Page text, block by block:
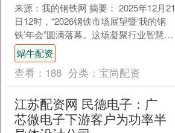
来源：我的钢铁网 摘要： 2025年12月21
日12时，“2026钢铁市场展望暨‘我的钢
铁’年会”圆满落幕。这场凝聚行业智慧、
共商发展大计的钢铁产业盛会，为上
下....
蜗牛配资
查看： 188 分类： 宝尚配资
江苏配资网 民德电子：广
芯微电子下游客户为功率半